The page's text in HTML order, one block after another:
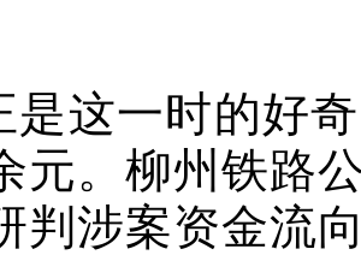
是这一时的好
元。柳州铁路
判涉案资金流